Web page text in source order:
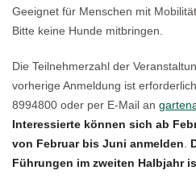
Geeignet für Menschen mit
Bitte keine Hunde mitbringen.
Die Teilnehmerzahl der
vorherige Anmeldung ist
8994800 oder per E-Mail an
Interessierte können sich ab
von Februar bis Juni anmelden
Führungen im zweiten Halbjahr